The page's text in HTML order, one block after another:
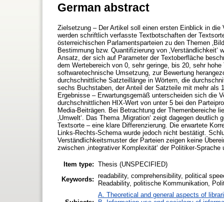
German abstract
Zielsetzung – Der Artikel soll einen ersten Einblick in
werden schriftlich verfasste Textbotschaften der
österreichischen Parlamentsparteien zu den Themen
Bestimmung bzw. Quantifizierung von
Ansatz, der sich auf Parameter der Textoberfläche
dem Wertebereich von 0, sehr geringe, bis 20, sehr
softwaretechnische Umsetzung, zur Bewertung
durchschnittliche Satzteillänge in Wörtern, die
sechs Buchstaben, der Anteil der Satzteile mit mehr als
Ergebnisse – Erwartungsgemäß unterscheiden sich die
durchschnittlichen HIX-Wert von unter 5 bei den
Media-Beiträgen. Bei Betrachtung der Themenbereiche
‚Umwelt‘. Das Thema ‚Migration‘ zeigt dagegen
Textsorte – eine klare Differenzierung. Die erwartete
Links-Rechts-Schema wurde jedoch nicht bestätigt.
Verständlichkeitsmuster der Parteien zeigen keine
zwischen ‚integrativer Komplexität‘ der Politiker-
Item type: Thesis (UNSPECIFIED)
Keywords: readability, comprehensibility, political
Readability, politische Kommunikation,
A. Theoretical and general aspects of